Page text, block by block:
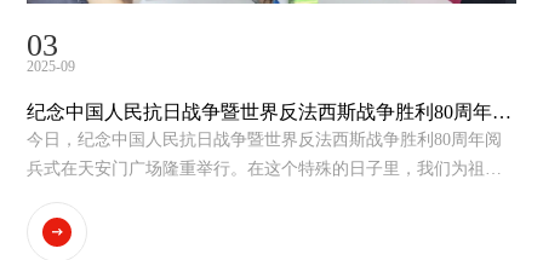
03
2025-09
纪念中国人民抗日战争暨世界反法西斯战争胜利80周年阅
兵式在天安门广场隆重举行！
今日，纪念中国人民抗日战争暨世界反法西斯战争胜利80周年阅
兵式在天安门广场隆重举行。在这个特殊的日子里，我们为祖国
的强大感到无比自豪。作为黄冈市华泰窑炉工业有限公司，我们
将始终秉持爱国精神，以实际行动弘扬抗战精神，为国家的繁荣
富强贡献自己的力量。同时，我们也将学习阅兵中展现出的团结